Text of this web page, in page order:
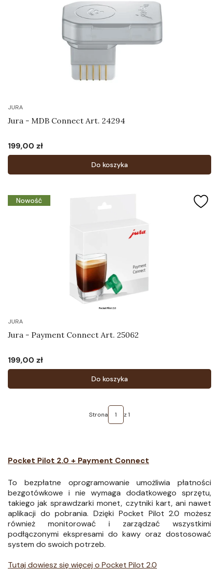
JURA
Jura - MDB Connect Art. 24294
Cena
199,00 zł
Do koszyka
Nowość
JURA
Jura - Payment Connect Art. 25062
Cena
199,00 zł
Do koszyka
Strona z 1
Pocket Pilot 2.0 + Payment Connect
To bezpłatne oprogramowanie umożliwia płatności
bezgotówkowe i nie wymaga dodatkowego sprzętu,
takiego jak sprawdzarki monet, czytniki kart, ani nawet
aplikacji do pobrania. Dzięki Pocket Pilot 2.0 możesz
również monitorować i zarządzać wszystkimi
podłączonymi ekspresami do kawy oraz dostosować
system do swoich potrzeb.
Tutaj dowiesz się więcej o Pocket Pilot 2.0